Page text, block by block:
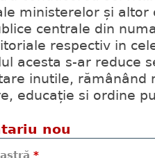
ministerelor și altor
centrale din
respectiv in
acesta s-ar reduce
inutile, rămânând
educație si ordine
nou
*